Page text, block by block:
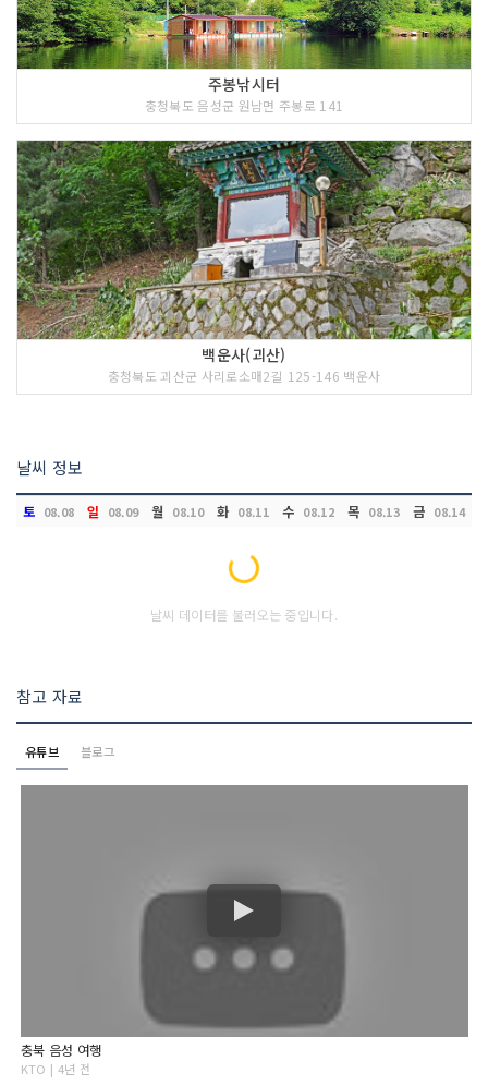
주봉낚시터
충청북도 음성군 원남면 주봉로 141
백운사(괴산)
충청북도 괴산군 사리로소매2길 125-146 백운사
날씨 정보
토 08.08 일 08.09 월 08.10 화 08.11 수 08.12 목 08.13 금 08.14
Loading...
날씨 데이터를 불러오는 중입니다.
참고 자료
유튜브 블로그
충북 음성 여행
KTO | 4년 전